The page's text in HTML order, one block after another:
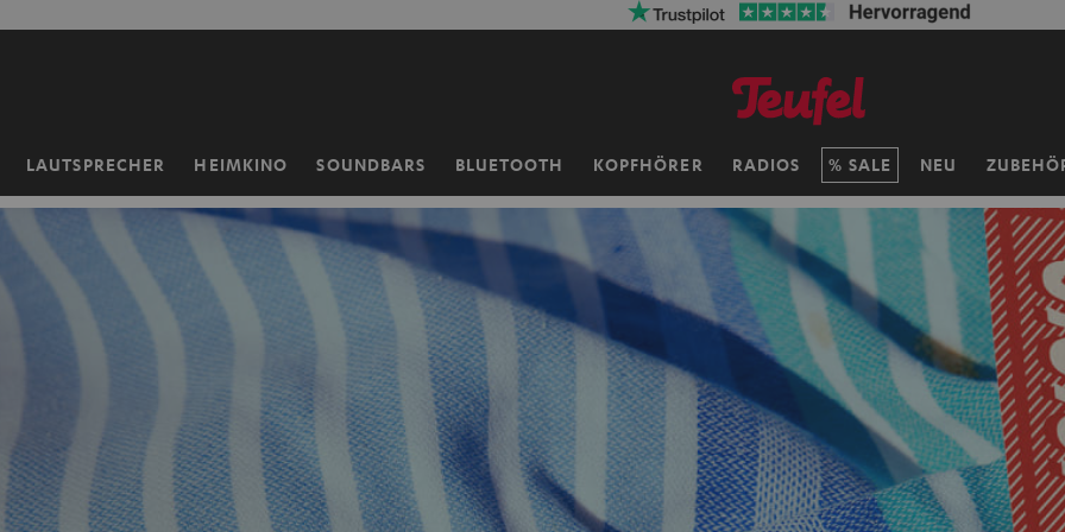
LAUTSPRECHER HEIMKINO SOUNDBARS BLUETOOTH KOPFHÖRER RADIOS SALE NEU
Startseite